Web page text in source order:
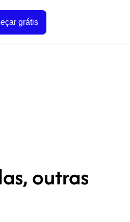
grátis
outras